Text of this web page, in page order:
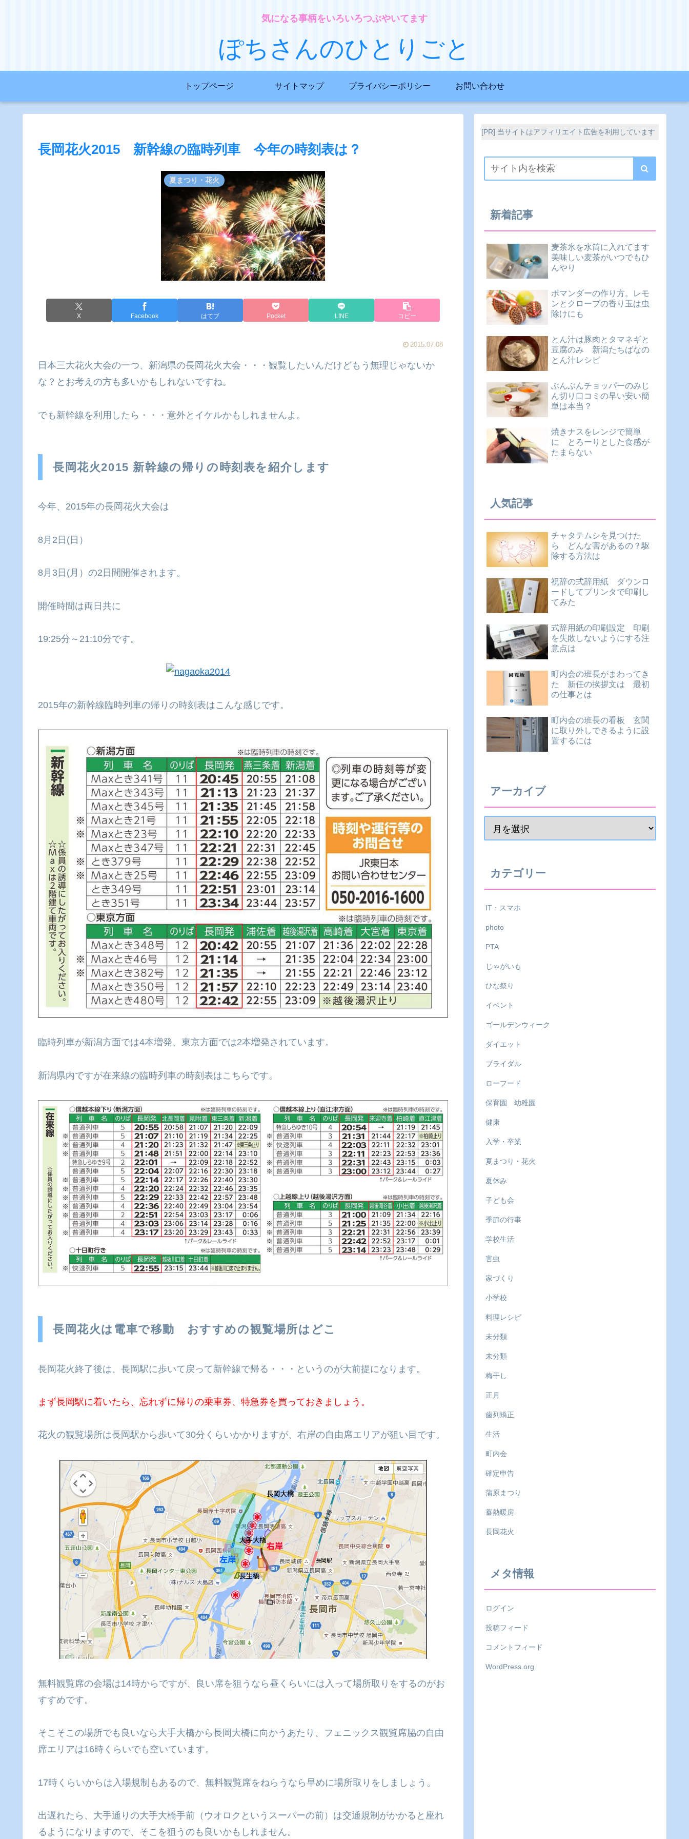
気になる事柄をいろいろつぶやいてます
ぽちさんのひとりごと
トップページ サイトマップ プライバシーポリシー お問い合わせ
長岡花火2015 新幹線の臨時列車 今年の時刻表は？
夏まつり・花火
X Facebook はてブ Pocket LINE コピー
2015.07.08
日本三大花火大会の一つ、新潟県の長岡花火大会・・・観覧したいんだけどもう無理じゃないか
な？とお考えの方も多いかもしれないですね。
でも新幹線を利用したら・・・意外とイケルかもしれませんよ。
長岡花火2015 新幹線の帰りの時刻表を紹介します
今年、2015年の長岡花火大会は
8月2日(日）
8月3日(月）の2日間開催されます。
開催時間は両日共に
19:25分～21:10分です。
2015年の新幹線臨時列車の帰りの時刻表はこんな感じです。
臨時列車が新潟方面では4本増発、東京方面では2本増発されています。
新潟県内ですが在来線の臨時列車の時刻表はこちらです。
長岡花火は電車で移動 おすすめの観覧場所はどこ
長岡花火終了後は、長岡駅に歩いて戻って新幹線で帰る・・・というのが大前提になります。
まず長岡駅に着いたら、忘れずに帰りの乗車券、特急券を買っておきましょう。
花火の観覧場所は長岡駅から歩いて30分くらいかかりますが、右岸の自由席エリアが狙い目です。
無料観覧席の会場は14時からですが、良い席を狙うなら昼くらいには入って場所取りをするのがお
すすめです。
そこそこの場所でも良いなら大手大橋から長岡大橋に向かうあたり、フェニックス観覧席脇の自由
席エリアは16時くらいでも空いています。
17時くらいからは入場規制もあるので、無料観覧席をねらうなら早めに場所取りをしましょう。
出遅れたら、大手通りの大手大橋手前（ウオロクというスーパーの前）は交通規制がかかると座れ
るようになりますので、そこを狙うのも良いかもしれません。
[PR] 当サイトはアフィリエイト広告を利用しています
新着記事
麦茶氷を水筒に入れてます
美味しい麦茶がいつでもひ
んやり
ポマンダーの作り方。レモ
ンとクローブの香り玉は虫
除けにも
とん汁は豚肉とタマネギと
豆腐のみ 新潟たちばなの
とん汁レシピ
ぶんぶんチョッパーのみじ
ん切り口コミの早い安い簡
単は本当？
焼きナスをレンジで簡単
に とろーりとした食感が
たまらない
人気記事
チャタテムシを見つけた
ら どんな害があるの？駆
除する方法は
祝辞の式辞用紙 ダウンロ
ードしてプリンタで印刷し
てみた
式辞用紙の印刷設定 印刷
を失敗しないようにする注
意点は
町内会の班長がまわってき
た 新任の挨拶文は 最初
の仕事とは
町内会の班長の看板 玄関
に取り外しできるように設
置するには
アーカイブ
カテゴリー
IT・スマホ
photo
PTA
じゃがいも
ひな祭り
イベント
ゴールデンウィーク
ダイエット
ブライダル
ローフード
保育園 幼稚園
健康
入学・卒業
夏まつり・花火
夏休み
子ども会
季節の行事
学校生活
害虫
家づくり
小学校
料理レシピ
未分類
未分類
梅干し
正月
歯列矯正
生活
町内会
確定申告
蒲原まつり
蓄熱暖房
長岡花火
メタ情報
ログイン
投稿フィード
コメントフィード
WordPress.org